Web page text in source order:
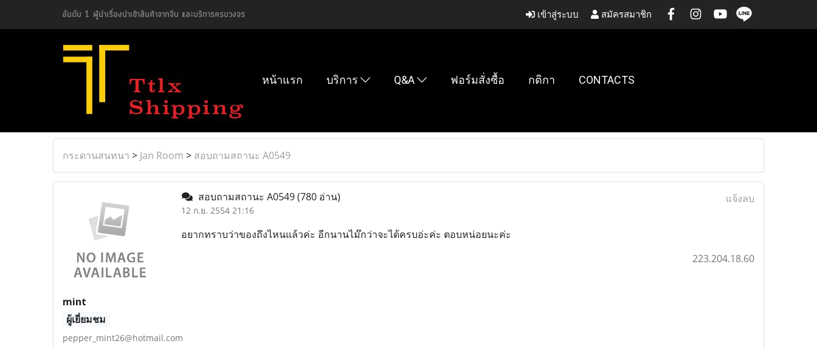
อันดับ 1 ผู้นำเรื่องนำเข้าสินค้าจากจีน และบริการครบวงจร เข้าสู่ระบบ สมัครสมาชิก
หน้าแรก บริการ Q&A ฟอร์มสั่งซื้อ กติกา CONTACTS
กระดานสนทนา > Jan Room > สอบถามสถานะ A0549
mint
ผู้เยี่ยมชม
pepper_mint26@hotmail.com
สอบถามสถานะ A0549(780 อ่าน)
12 ก.ย. 2554 21:16
แจ้งลบ
อยากทราบว่าของถึงไหนแล้วค่ะ อีกนานไม๊กว่าจะได้ครบอ่ะค่ะ ตอบหน่อยนะค่ะ
223.204.18.60